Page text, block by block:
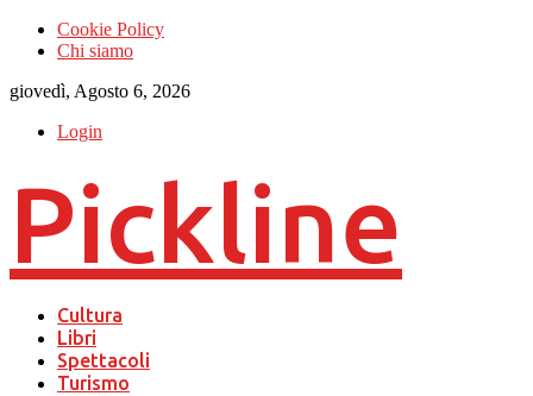
Cookie Policy
Chi siamo
giovedì, Agosto 6, 2026
Login
Pickline
Cultura
Libri
Spettacoli
Turismo